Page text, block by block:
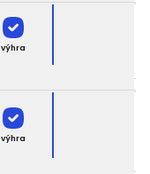
výhra
výhra